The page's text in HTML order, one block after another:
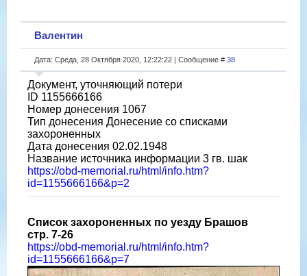
Валентин
Дата: Среда, 28 Октября 2020, 12:22:22 | Сообщение # 38
Документ, уточняющий потери
ID 1155666166
Номер донесения 1067
Тип донесения Донесение со списками
захороненных
Дата донесения 02.02.1948
Название источника информации 3 гв. шак
https://obd-memorial.ru/html/info.htm?
id=1155666166&p=2
Список захороненных по уезду Брашов
стр. 7-26
https://obd-memorial.ru/html/info.htm?
id=1155666166&p=7